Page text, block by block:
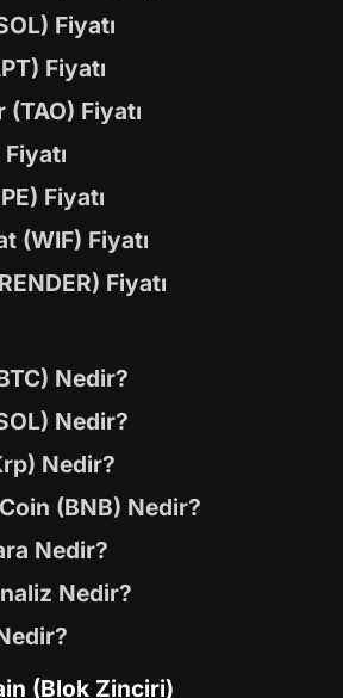
Fiyatı
Fiyatı
Fiyatı
Fiyatı
(WIF) Fiyatı
Fiyatı
Nedir?
Nedir?
Nedir?
(BNB) Nedir?
Nedir?
Nedir?
(Blok Zinciri)